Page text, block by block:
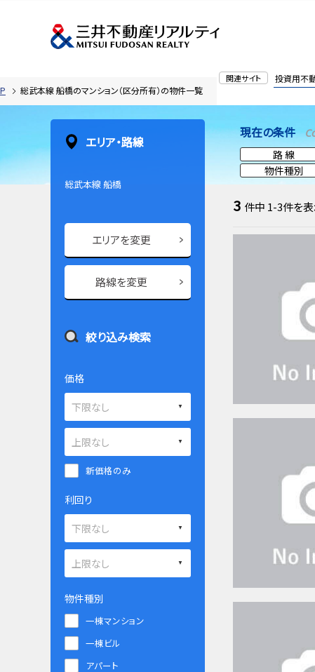
関連サイト 投資用不
総武本線 船橋のマンション（区分所有）の物件一覧
現在の条件
路 線
物件種別
3 件中 1-3件を
エリア・路線
総武本線 船橋
エリアを変更
路線を変更
絞り込み検索
価格
新価格のみ
利回り
物件種別
一棟マンション
一棟ビル
アパート